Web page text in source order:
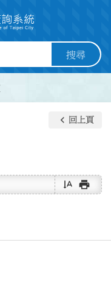
搜尋
keyboard_arrow_left 回上頁
text_rotate_vertical print